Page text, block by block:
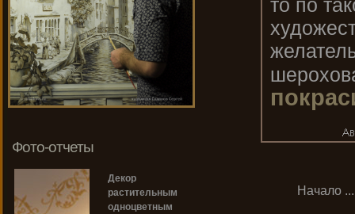
то по
Начало
Фото-отчеты
Декор
растительным
одноцветным